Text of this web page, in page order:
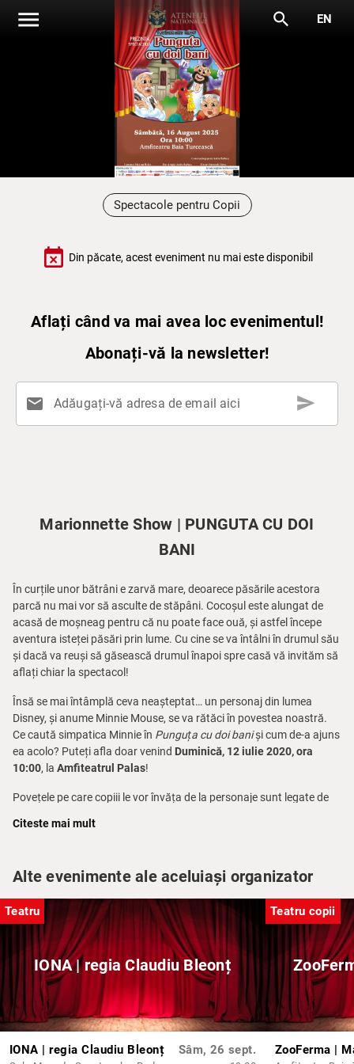
menu search EN
Spectacole pentru Copii
event_busy Din păcate, acest eveniment nu mai este disponibil
Aflați când va mai avea loc evenimentul!
Abonați-vă la newsletter!
mail Adăugați-vă adresa de email aici send
Marionnette Show | PUNGUTA CU DOI
BANI
În curțile unor bătrâni e zarvă mare, deoarece păsările acestora
parcă nu mai vor să asculte de stăpâni. Cocoșul este alungat de
acasă de moșneag pentru că nu poate face ouă, și astfel începe
aventura isteței păsări prin lume. Cu cine se va întâlni în drumul său
și dacă va reuși să găsească drumul înapoi spre casă vă invităm să
aflați chiar la spectacol!
Însă se mai întâmplă ceva neașteptat… un personaj din lumea
Disney, și anume Minnie Mouse, se va rătăci în povestea noastră.
Ce caută simpatica Minnie în Punguța cu doi baniși cum de-a ajuns
ea acolo? Puteți afla doar venind Duminică, 12 iulie 2020, ora
10:00, la Amfiteatrul Palas!
Povețele pe care copiii le vor învăța de la personaje sunt legate de
darnici și să oferim ajutor celor ce au nevoie, că nu trebuie să
invidia pe cei din jur nu ne face mai buni, ci din contră, și că nu
trebuie să ne răzbunăm pe altcineva pentru că nu reușim noi să ne
ducem planurile la bun sfârșit.
Citeste mai mult
Alte evenimente ale aceluiași organizator
Teatru
IONA | regia Claudiu Bleonț
IONA | regia Claudiu Bleonț Sâm, 26 sept.
Teatru copii